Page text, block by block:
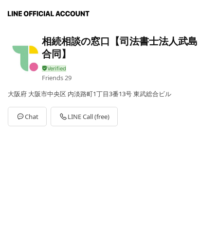
相続相談の窓口【司法書士法人武島
合同】
Friends29
大阪府 大阪市中央区 内淡路町1丁目3番13号 東武総合ビル
Chat LINE Call (free)